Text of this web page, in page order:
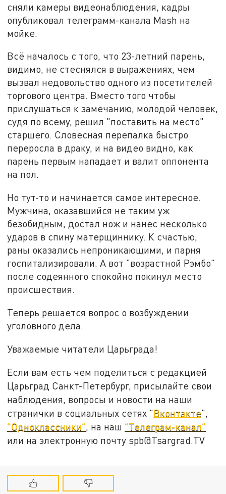
сняли камеры видеонаблюдения, кадры
опубликовал телеграмм-канала Mash на
мойке.
Всё началось с того, что 23-летний парень,
видимо, не стеснялся в выражениях, чем
вызвал недовольство одного из посетителей
торгового центра. Вместо того чтобы
прислушаться к замечанию, молодой человек,
судя по всему, решил "поставить на место"
старшего. Словесная перепалка быстро
переросла в драку, и на видео видно, как
парень первым нападает и валит оппонента
на пол.
Но тут-то и начинается самое интересное.
Мужчина, оказавшийся не таким уж
безобидным, достал нож и нанес несколько
ударов в спину матерщиннику. К счастью,
раны оказались непроникающими, и парня
госпитализировали. А вот "возрастной Рэмбо"
после содеянного спокойно покинул место
происшествия.
Теперь решается вопрос о возбуждении
уголовного дела.
Уважаемые читатели Царьграда!
Если вам есть чем поделиться с редакцией
Царьград Санкт-Петербург, присылайте свои
наблюдения, вопросы и новости на наши
странички в социальных сетях "Вконтакте",
"Одноклассники", на наш "Телеграм-канал"
или на электронную почту spb@Tsargrad.TV